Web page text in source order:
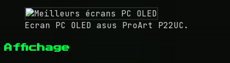
Ecran PC OLED asus ProArt P22UC.
Affichage